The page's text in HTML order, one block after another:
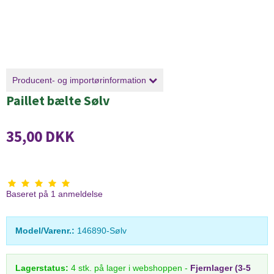
Producent- og importørinformation
Paillet bælte Sølv
35,00 DKK
Baseret på 1 anmeldelse
Model/Varenr.: 146890-Sølv
Lagerstatus: 4 stk. på lager i webshoppen - Fjernlager (3-5